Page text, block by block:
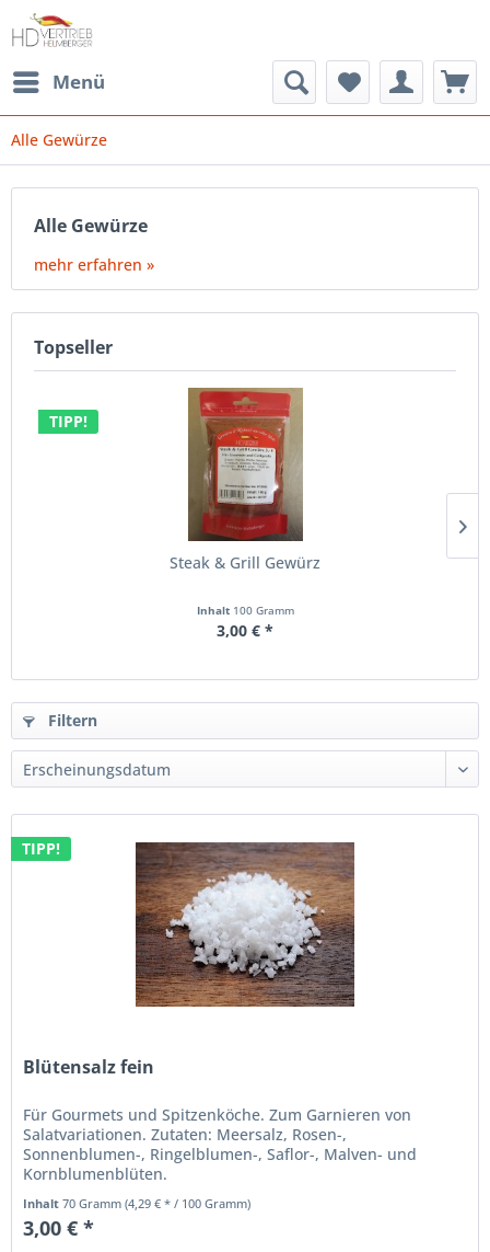
Menü
Alle Gewürze
Alle Gewürze
mehr erfahren »
Topseller
TIPP!
Steak & Grill Gewürz
Inhalt 100 Gramm
3,00 € *
Filtern
TIPP!
Blütensalz fein
Für Gourmets und Spitzenköche. Zum Garnieren von
Salatvariationen. Zutaten: Meersalz, Rosen-,
Sonnenblumen-, Ringelblumen-, Saflor-, Malven- und
Kornblumenblüten.
Inhalt70 Gramm(4,29 € * / 100 Gramm)
3,00 € *